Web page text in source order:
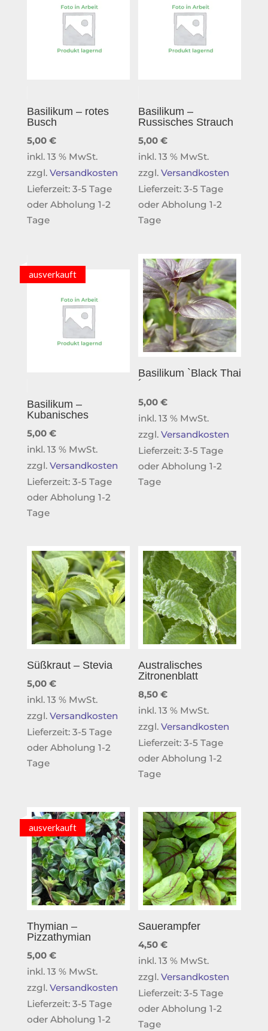
Basilikum – rotes
Busch
5,00 €
inkl. 13 % MwSt.
zzgl. Versandkosten
Lieferzeit: 3-5 Tage
oder Abholung 1-2
Tage
Basilikum –
Russisches Strauch
5,00€
inkl. 13 % MwSt.
zzgl.Versandkosten
Lieferzeit:3-5 Tage
oder Abholung 1-2
Tage
ausverkauft
Basilikum –
Kubanisches
5,00 €
inkl. 13 % MwSt.
zzgl. Versandkosten
Lieferzeit: 3-5 Tage
oder Abholung 1-2
Tage
Basilikum `Black Thai
´
5,00€
inkl. 13 % MwSt.
zzgl.Versandkosten
Lieferzeit:3-5 Tage
oder Abholung 1-2
Tage
Süßkraut – Stevia
5,00 €
inkl. 13 % MwSt.
zzgl. Versandkosten
Lieferzeit: 3-5 Tage
oder Abholung 1-2
Tage
Australisches
Zitronenblatt
8,50€
inkl. 13 % MwSt.
zzgl.Versandkosten
Lieferzeit:3-5 Tage
oder Abholung 1-2
Tage
ausverkauft
Thymian –
Pizzathymian
5,00 €
inkl. 13 % MwSt.
zzgl. Versandkosten
Lieferzeit: 3-5 Tage
oder Abholung 1-2
Sauerampfer
4,50€
inkl. 13 % MwSt.
zzgl.Versandkosten
Lieferzeit:3-5 Tage
oder Abholung 1-2
Tage